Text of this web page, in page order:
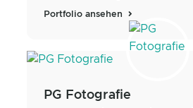
Portfolio ansehen
PG Fotografie